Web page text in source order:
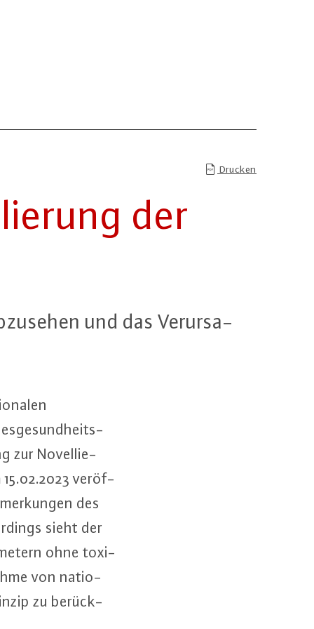
Drucken
der
und das Ver­ur­sa­
zur No­vel­lie­
15.02.2023 ver­öf­
des
sieht der
ohne to­xi­
von na­tio­
zu be­rück­